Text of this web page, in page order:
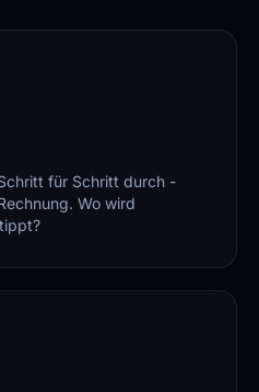
für Schritt durch -
Wo wird